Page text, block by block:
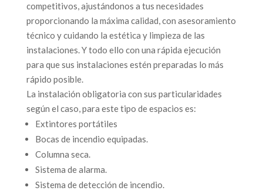
competitivos, ajustándonos a tus necesidades
proporcionando la máxima calidad, con asesoramiento
técnico y cuidando la estética y limpieza de las
instalaciones. Y todo ello con una rápida ejecución
para que sus instalaciones estén preparadas lo más
rápido posible.
La instalación obligatoria con sus particularidades
según el caso, para este tipo de espacios es:
Extintores portátiles
Bocas de incendio equipadas.
Columna seca.
Sistema de alarma.
Sistema de detección de incendio.